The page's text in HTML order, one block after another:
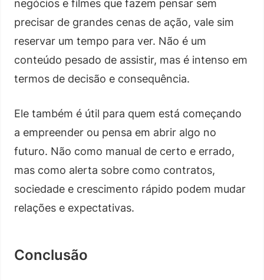
negócios e filmes que fazem pensar sem
precisar de grandes cenas de ação, vale sim
reservar um tempo para ver. Não é um
conteúdo pesado de assistir, mas é intenso em
termos de decisão e consequência.
Ele também é útil para quem está começando
a empreender ou pensa em abrir algo no
futuro. Não como manual de certo e errado,
mas como alerta sobre como contratos,
sociedade e crescimento rápido podem mudar
relações e expectativas.
Conclusão